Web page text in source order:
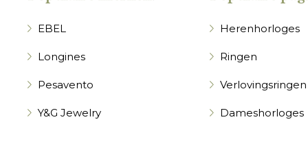
EBEL
Longines
Pesavento
Y&G Jewelry
Herenhorloges
Ringen
Verlovingsringen
Dameshorloges